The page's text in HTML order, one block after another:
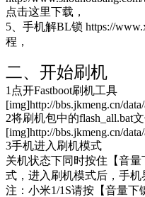
点击这里下载，
5、手机解BL锁 https://
程，
二、开始刷机
1点开Fastboot刷机工具
[img]http://bbs.jkmeng.cn/
2将刷机包中的flash_all.bat
[img]http://bbs.jkmeng.cn/
3手机进入刷机模式
关机状态下同时按住【音
式，进入刷机模式后，手机
注：小米1/1S请按【音量下